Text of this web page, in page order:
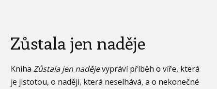
Zůstala jen naděje
KnihaZůstala jen nadějevypráví příběh o víře, která
je jistotou, o naději, která neselhává, a o nekonečné